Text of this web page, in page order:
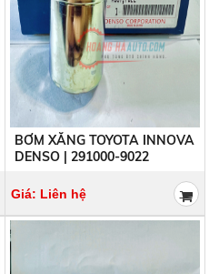
BƠM XĂNG TOYOTA INNOVA
DENSO | 291000-9022
Giá: Liên hệ